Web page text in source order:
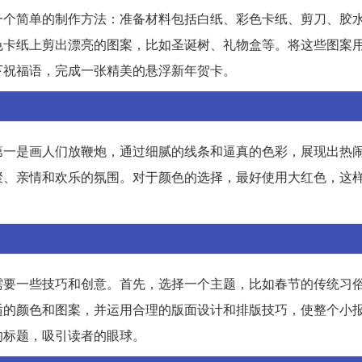
简单的制作方法：准备材料包括白纸、彩色卡纸、剪刀、胶
纸上剪出漂亮的图案，比如圣诞树、礼物盒等。将这些图案
福语，完成一张精美的悬浮新年贺卡。
是画人们放鞭炮，通过细腻的线条和逼真的色彩，展现出热
亲情和欢乐的氛围。对于颜色的选择，最好使用大红色，这
一些技巧和创意。首先，选择一个主题，比如春节的传统习
颜色和图案，并运用合理的版面设计和排版技巧，使整个小
题，吸引读者的眼球。